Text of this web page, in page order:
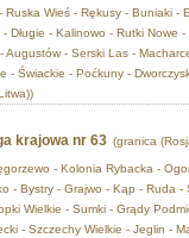
Ruska Wieś - Rękusy - Buniaki -
Długie - Kalinowo - Rutki Nowe
Augustów - Serski Las -
- Świackie - Poćkuny -
krajowa nr 63 (granica
- Kolonia Rybacka -
- Bystry - Grajwo - Kąp - Ruda -
Wielkie - Sumki - Grądy
- Szczechy Wielkie - Jeglin -